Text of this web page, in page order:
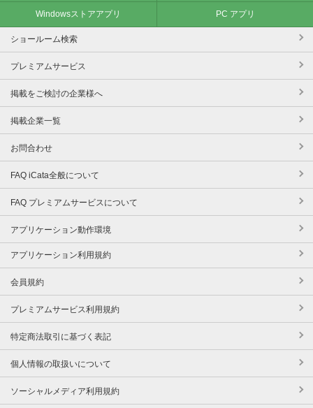
Windowsストアアプリ PC アプリ
ショールーム検索
プレミアムサービス
掲載をご検討の企業様へ
掲載企業一覧
お問合わせ
FAQ iCata全般について
FAQ プレミアムサービスについて
アプリケーション動作環境
アプリケーション利用規約
会員規約
プレミアムサービス利用規約
特定商法取引に基づく表記
個人情報の取扱いについて
ソーシャルメディア利用規約